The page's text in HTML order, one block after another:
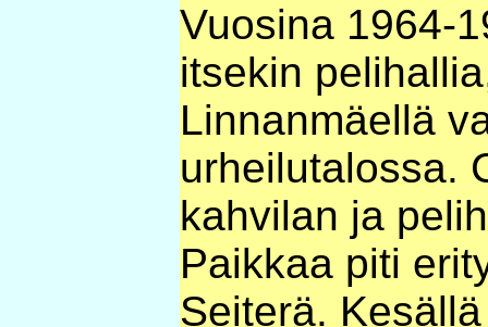
Vuosina 1964-
itsekin
Linnanmäellä
urheilutalossa.
kahvilan ja
Paikkaa piti
Seiterä.